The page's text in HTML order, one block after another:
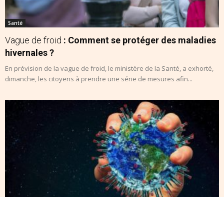
Santé
Vague de froid : Comment se protéger des maladies
hivernales ?
En prévision de la vague de froid, le ministère de la Santé, a exhorté,
dimanche, les citoyens à prendre une série de mesures afin...